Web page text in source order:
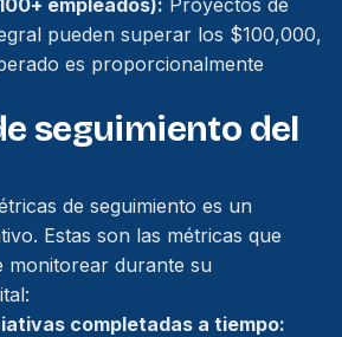
empleados): Proyectos de
pueden superar los $100,000,
es proporcionalmente
seguimiento del
de seguimiento es un
Estas son las métricas que
monitorear durante su
completadas a tiempo: